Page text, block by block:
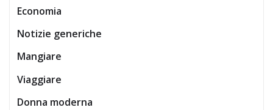
Economia
Notizie generiche
Mangiare
Viaggiare
Donna moderna